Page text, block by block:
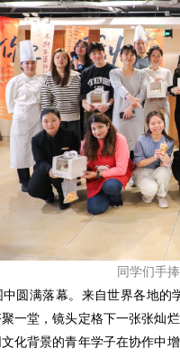
同学们手
圆满落幕。来自世界各地
一堂，镜头定格下一张张灿
化背景的青年学子在协作中